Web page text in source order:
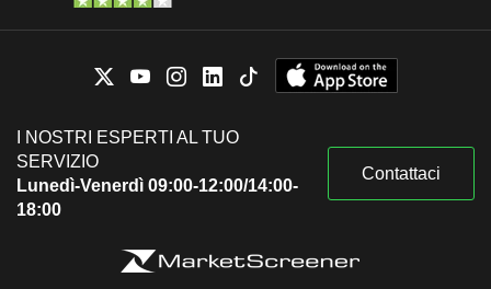
I NOSTRI ESPERTI AL TUO
SERVIZIO
Lunedì-Venerdì 09:00-12:00/14:00-
18:00
Contattaci